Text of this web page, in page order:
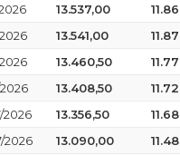
13.537,00
13.541,00
13.460,50
13.408,50
2026 13.356,50
2026 13.090,00